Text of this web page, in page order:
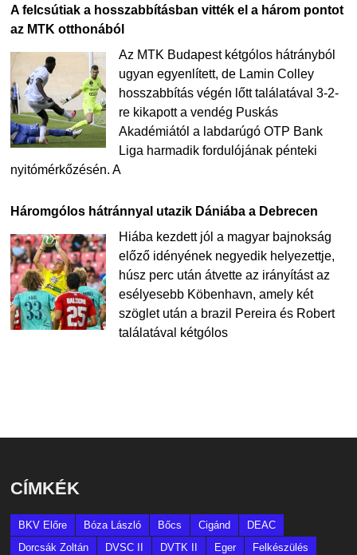
A felcsútiak a hosszabbításban vitték el a három pontot
az MTK otthonából
Az MTK Budapest kétgólos hátrányból
ugyan egyenlített, de Lamin Colley
hosszabbítás végén lőtt találatával 3-2-
re kikapott a vendég Puskás
Akadémiától a labdarúgó OTP Bank
Liga harmadik fordulójának pénteki
nyitómérkőzésén. A
Háromgólos hátránnyal utazik Dániába a Debrecen
Hiába kezdett jól a magyar bajnokság
előző idényének negyedik helyezettje,
húsz perc után átvette az irányítást az
esélyesebb Köbenhavn, amely két
szöglet után a brazil Pereira és Robert
találatával kétgólos
CÍMKÉK
BKV Előre Bóza László Bőcs Cigánd
DEAC
Dorcsák Zoltán
DVSC II DVTK II Eger
Felkészülés